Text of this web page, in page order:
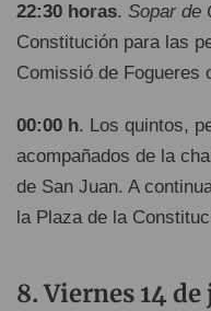
22:30 horas. Sopar de
Constitución para las
Comissió de Fogueres
00:00 h. Los quintos,
acompañados de la
de San Juan. A
la Plaza de la
Viernes 14